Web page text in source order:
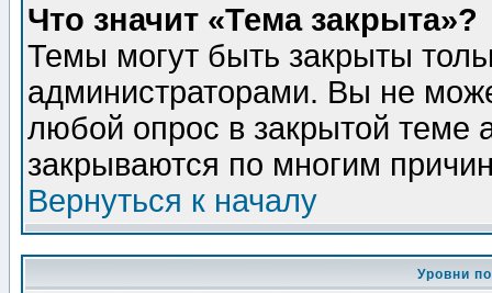
Что значит «Тема закрыта»?
Темы могут быть закрыты
администраторами. Вы не
любой опрос в закрытой теме
закрываются по многим
Вернуться к началу
Уровни